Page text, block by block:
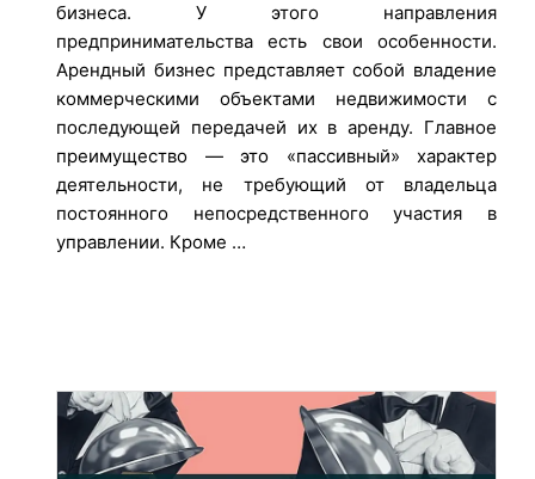
бизнеса. У этого направления
предпринимательства есть свои особенности.
Арендный бизнес представляет собой владение
коммерческими объектами недвижимости с
последующей передачей их в аренду. Главное
преимущество — это «пассивный» характер
деятельности, не требующий от владельца
постоянного непосредственного участия в
управлении. Кроме …